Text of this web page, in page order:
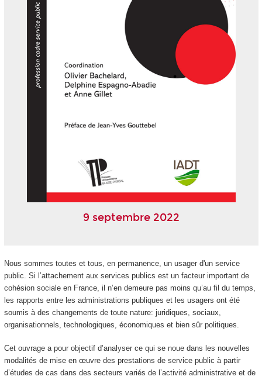
9 septembre 2022
Nous sommes toutes et tous, en permanence, un usager d'un service
public. Si l’attachement aux services publics est un facteur important de
cohésion sociale en France, il n’en demeure pas moins qu’au fil du temps,
les rapports entre les administrations publiques et les usagers ont été
soumis à des changements de toute nature: juridiques, sociaux,
organisationnels, technologiques, économiques et bien sûr politiques.
Cet ouvrage a pour objectif d’analyser ce qui se noue dans les nouvelles
modalités de mise en œuvre des prestations de service public à partir
d’études de cas dans des secteurs variés de l’activité administrative et de